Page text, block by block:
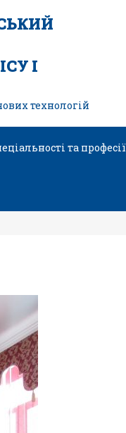
І
технологій
та професії